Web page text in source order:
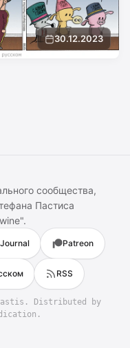
30.12.2023
сообщества,
Пастиса
".
Patreon
RSS
. Distributed by